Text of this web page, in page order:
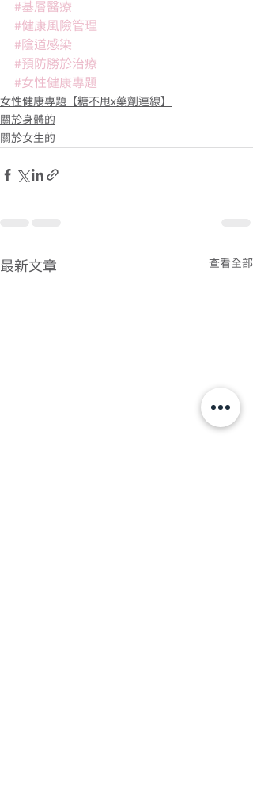
#基層醫療
#健康風險管理
#陰道感染
#預防勝於治療
#女性健康專題
女性健康專題【糖不甩x藥劑連線】
關於身體的
關於女生的
最新文章 查看全部